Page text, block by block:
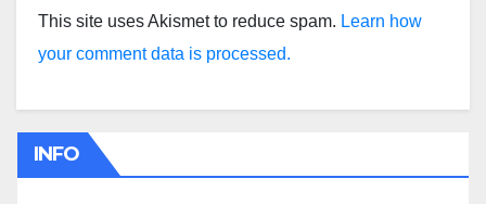
This site uses Akismet to reduce spam. Learn how
your comment data is processed.
INFO